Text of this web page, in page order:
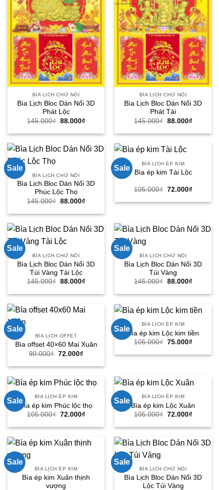
BÌA LỊCH CHỮ NỔI
Bìa Lịch Bloc Dán Nổi 3D
Phát Lộc
145.000₫ Giá
là:
88.000₫Giá
tại
88.000₫.
BÌA LỊCH CHỮ NỔI
Bìa Lịch Bloc Dán Nổi 3D
Phát Tài
145.000₫ Giá
là:
88.000₫Giá
tại
Sale
BÌA LỊCH CHỮ NỔI
Bìa Lịch Bloc Dán Nổi 3D
Phúc Lộc Thọ
145.000₫ Giá
là:
88.000₫Giá
tại
88.000₫.
Sale
BÌA LỊCH ÉP KIM
Bìa ép kim Tài Lộc
105.000₫ Giá
là:
72.000₫Giá
tại
Sale
BÌA LỊCH CHỮ NỔI
Bìa Lịch Bloc Dán Nổi 3D
Túi Vàng Tài Lộc
145.000₫ Giá
là:
88.000₫Giá
tại
88.000₫.
Sale
BÌA LỊCH CHỮ NỔI
Bìa Lịch Bloc Dán Nổi 3D
Túi Vàng
145.000₫ Giá
là:
88.000₫Giá
tại
88.000₫.
Sale
BÌA LỊCH OFFET
Bìa offset 40×60 Mai Xuân
90.000₫ Giá
là:
72.000₫Giá
tại
72.000₫.
Sale
BÌA LỊCH ÉP KIM
Bìa ép kim Lộc kim tiền
105.000₫ Giá
là:
75.000₫Giá
tại
Sale
BÌA LỊCH ÉP KIM
Bìa ép kim Phúc lộc thọ
105.000₫ Giá
là:
72.000₫Giá
tại
72.000₫.
Sale
BÌA LỊCH ÉP KIM
Bìa ép kim Lộc Xuân
105.000₫ Giá
là:
72.000₫Giá
tại
72.000₫.
Sale
BÌA LỊCH ÉP KIM
Bìa ép kim Xuân thịnh
vượng
Sale
BÌA LỊCH CHỮ NỔI
Bìa Lịch Bloc Dán Nổi 3D
Lộc Túi Vàng